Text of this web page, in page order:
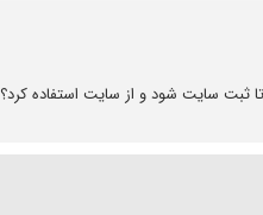
ثبت سایت شود و از سایت استفاده کرد؟